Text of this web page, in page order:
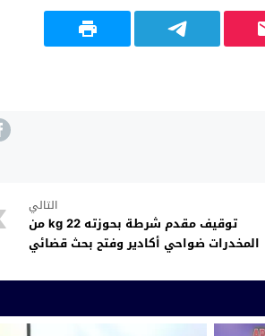
التالي
توقيف مقدم شرطة بحوزته 22 kg من
المخدرات ضواحي أكادير وفتح بحث قضائي